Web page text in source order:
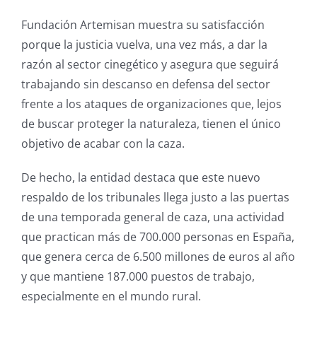
Fundación Artemisan muestra su satisfacción
porque la justicia vuelva, una vez más, a dar la
razón al sector cinegético y asegura que seguirá
trabajando sin descanso en defensa del sector
frente a los ataques de organizaciones que, lejos
de buscar proteger la naturaleza, tienen el único
objetivo de acabar con la caza.
De hecho, la entidad destaca que este nuevo
respaldo de los tribunales llega justo a las puertas
de una temporada general de caza, una actividad
que practican más de 700.000 personas en España,
que genera cerca de 6.500 millones de euros al año
y que mantiene 187.000 puestos de trabajo,
especialmente en el mundo rural.